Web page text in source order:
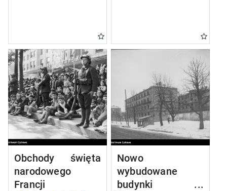
Obchody święta
narodowego
Francji
Nowo
wybudowane
budynki w